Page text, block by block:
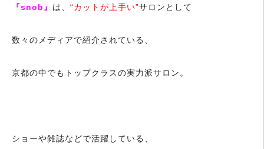
『snob』 は、 “カットが上手い”サロンとして
数々のメディアで紹介されている、
京都の中でもトップクラスの実力派サロン。
ショーや雑誌などで活躍している、